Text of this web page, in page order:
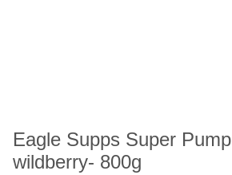
Eagle Supps Super Pump
wildberry- 800g